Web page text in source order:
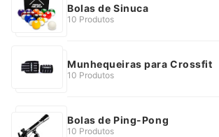
Bolas de Sinuca
10 Produtos
Munhequeiras para Crossfit
10 Produtos
Bolas de Ping-Pong
10 Produtos